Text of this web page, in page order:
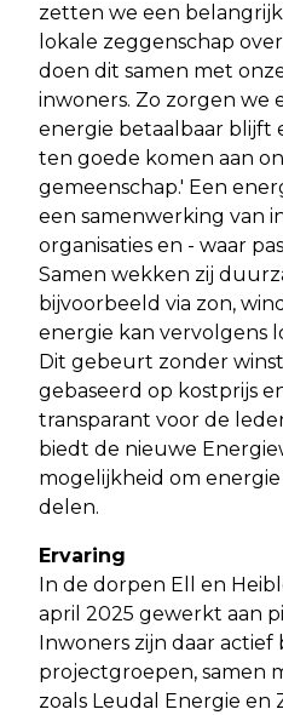
zetten we een
lokale zeggenschap
doen dit samen met
inwoners. Zo zorgen we
energie betaalbaar blijft
ten goede komen aan
gemeenschap.' Een
een samenwerking van
organisaties en - waar
Samen wekken zij
bijvoorbeeld via zon,
energie kan vervolgens
Dit gebeurt zonder
gebaseerd op kostprijs
transparant voor de
biedt de nieuwe
mogelijkheid om
delen.
Ervaring
In de dorpen Ell en
april 2025 gewerkt aan
Inwoners zijn daar
projectgroepen, samen
zoals Leudal Energie en